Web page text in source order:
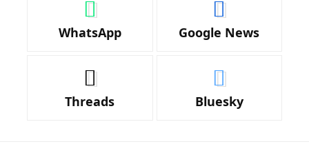
WhatsApp Google News
Threads Bluesky